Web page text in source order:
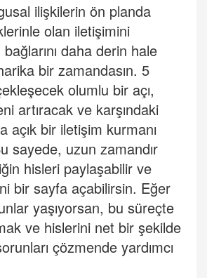
ilişkilerin ön planda
olan iletişimini
daha derin hale
bir zamandasın. 5
olumlu bir açı,
artıracak ve karşındaki
açık bir iletişim kurmanı
sayede, uzun zamandır
hisleri paylaşabilir ve
bir sayfa açabilirsin. Eğer
yaşıyorsan, bu süreçte
ve hislerini net bir şekilde
çözmende yardımcı